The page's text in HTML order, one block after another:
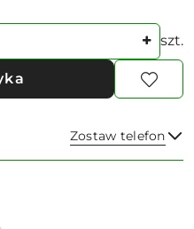
szt.
Zostaw telefon